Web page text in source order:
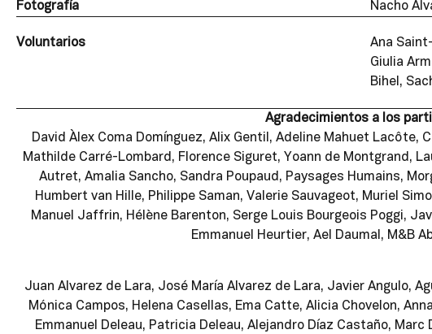
Fotografía Nacho
Voluntarios
Ana
Giulia
Bihel,
Agradecimientos a los
David Àlex Coma Domínguez, Alix Gentil, Adeline Mahuet Lacôte,
Mathilde Carré-Lombard, Florence Siguret, Yoann de Montgrand,
Autret, Amalia Sancho, Sandra Poupaud, Paysages Humains,
Humbert van Hille, Philippe Saman, Valerie Sauvageot, Muriel
Manuel Jaffrin, Hélène Barenton, Serge Louis Bourgeois Poggi,
Emmanuel Heurtier, Ael Daumal, M&B
Juan Alvarez de Lara, José María Alvarez de Lara, Javier Angulo,
Mónica Campos, Helena Casellas, Ema Catte, Alicia Chovelon,
Emmanuel Deleau, Patricia Deleau, Alejandro Díaz Castaño,